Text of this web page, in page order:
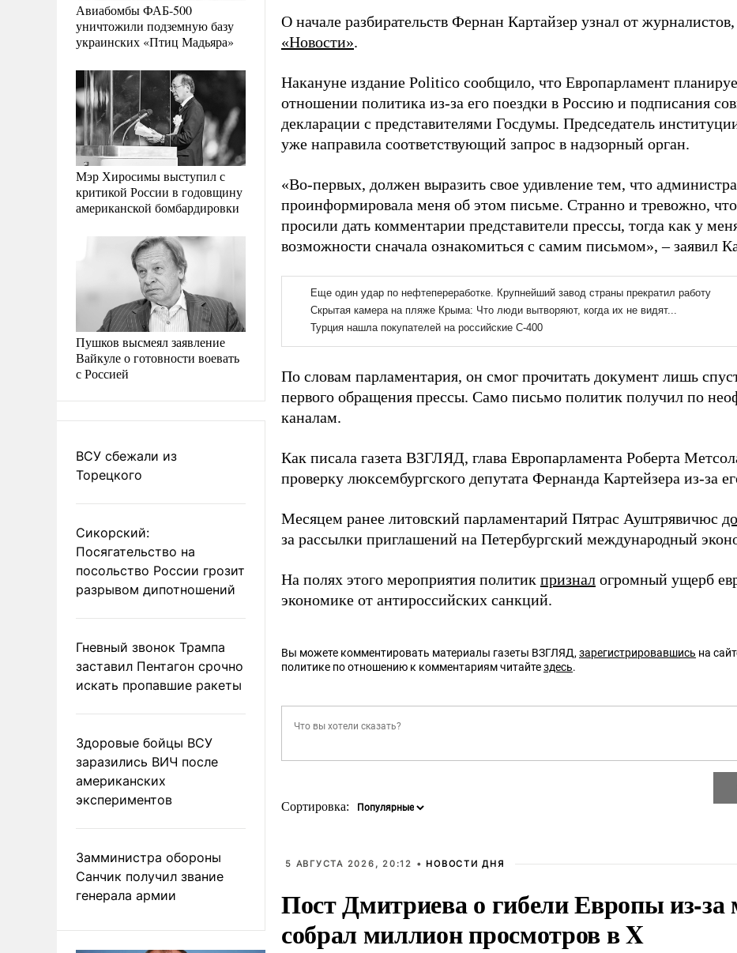
Авиабомбы ФАБ-500
уничтожили подземную базу
украинских «Птиц Мадьяра»
Мэр Хиросимы выступил с
критикой России в годовщину
американской бомбардировки
Пушков высмеял заявление
Вайкуле о готовности воевать
с Россией
ВСУ сбежали из
Торецкого
Сикорский:
Посягательство на
посольство России грозит
разрывом дипотношений
Гневный звонок Трампа
заставил Пентагон срочно
искать пропавшие ракеты
Здоровые бойцы ВСУ
заразились ВИЧ после
американских
экспериментов
Замминистра обороны
Санчик получил звание
генерала армии
О начале разбирательств Фернан Картайзер узнал от журналистов,
«Новости».
Накануне издание Politico сообщило, что Европарламент
отношении политика из-за его поездки в Россию и подписания
декларации с представителями Госдумы. Председатель
уже направила соответствующий запрос в надзорный орган.
«Во-первых, должен выразить свое удивление тем, что
проинформировала меня об этом письме. Странно и тревожно, что
просили дать комментарии представители прессы, тогда как у
возможности сначала ознакомиться с самим письмом», – заявил
По словам парламентария, он смог прочитать документ лишь
первого обращения прессы. Само письмо политик получил по
каналам.
Как писала газета ВЗГЛЯД, глава Европарламента Роберта
проверку люксембургского депутата Фернанда Картейзера из-за
Месяцем ранее литовский парламентарий Пятрас Ауштрявичюс
за рассылки приглашений на Петербургский международный
На полях этого мероприятия политик признал огромный ущерб
экономике от антироссийских санкций.
Вы можете комментировать материалы газеты ВЗГЛЯД, зарегистрировавшись на
политике по отношению к комментариям читайтездесь.
Сортировка:
5 АВГУСТА 2026, 20:12 • НОВОСТИ ДНЯ
Пост Дмитриева о гибели Европы из-за
собрал миллион просмотров в X